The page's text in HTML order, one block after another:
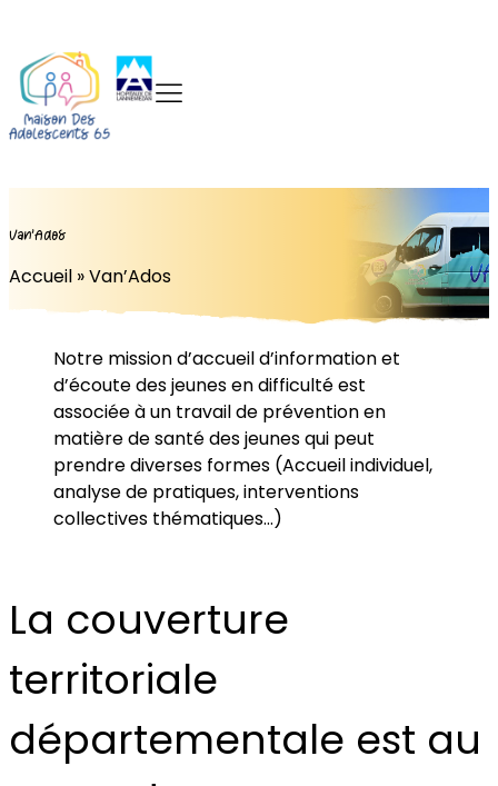
Van’Ados
Accueil »Van’Ados
Notre mission d’accueil d’information et
d’écoute des jeunes en difficulté est
associée à un travail de prévention en
matière de santé des jeunes qui peut
prendre diverses formes (Accueil individuel,
analyse de pratiques, interventions
collectives thématiques…)
La couverture
territoriale
départementale est au